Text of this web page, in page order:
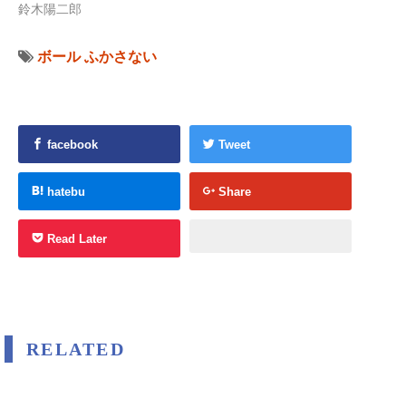
鈴木陽二郎
ボール ふかさない
facebook Tweet
hatebu Share
Read Later
RELATED